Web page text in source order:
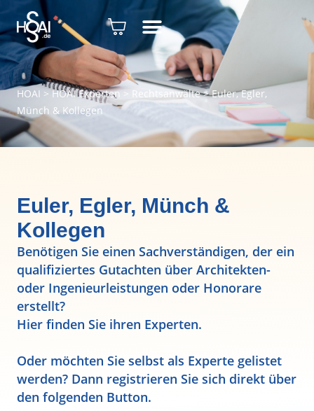
HOAI > HOAI Experten> Rechtsanwälte>Euler, Egler,
Münch & Kollegen
Euler, Egler, Münch &
Kollegen
Benötigen Sie einen Sachverständigen, der ein
qualifiziertes Gutachten über Architekten-
oder Ingenieurleistungen oder Honorare
erstellt?
Hier finden Sie ihren Experten.
Oder möchten Sie selbst als Experte gelistet
werden? Dann registrieren Sie sich direkt über
den folgenden Button.